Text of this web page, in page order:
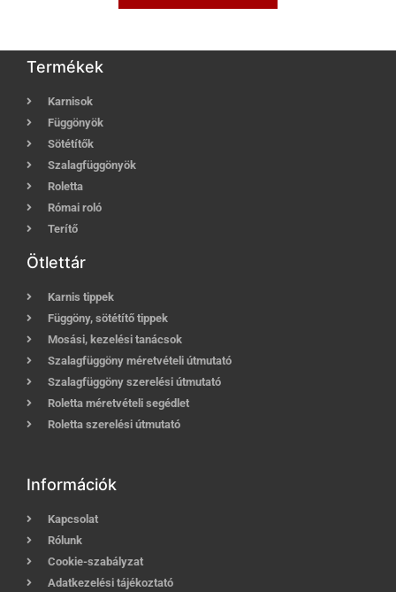
Termékek
Karnisok
Függönyök
Sötétítők
Szalagfüggönyök
Roletta
Római roló
Terítő
Ötlettár
Karnis tippek
Függöny, sötétítő tippek
Mosási, kezelési tanácsok
Szalagfüggöny méretvételi útmutató
Szalagfüggöny szerelési útmutató
Roletta méretvételi segédlet
Roletta szerelési útmutató
Információk
Kapcsolat
Rólunk
Cookie-szabályzat
Adatkezelési tájékoztató